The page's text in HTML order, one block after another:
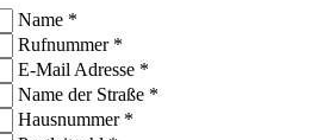
Name *
Rufnummer *
E-Mail Adresse *
Name der Straße *
Hausnummer *